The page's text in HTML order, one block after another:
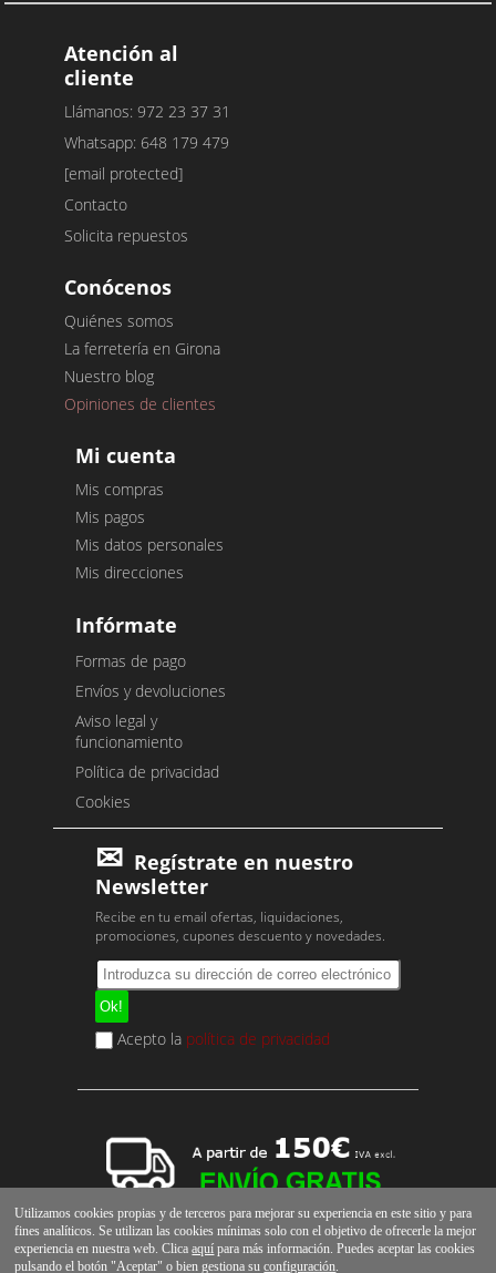
Atención al
cliente
Llámanos: 972 23 37 31
Whatsapp: 648 179 479
[email protected]
Contacto
Solicita repuestos
Conócenos
Quiénes somos
La ferretería en Girona
Nuestro blog
Opiniones de clientes
Mi cuenta
Mis compras
Mis pagos
Mis datos personales
Mis direcciones
Infórmate
Formas de pago
Envíos y devoluciones
Aviso legal y
funcionamiento
Política de privacidad
Cookies
Regístrate en nuestro
Newsletter
Recibe en tu email ofertas, liquidaciones,
promociones, cupones descuento y novedades.
Acepto la política de privacidad
Utilizamos cookies propias y de terceros para mejorar su experiencia en este sitio y para
fines analíticos. Se utilizan las cookies mínimas solo con el objetivo de ofrecerle la mejor
experiencia en nuestra web. Clicaaquí para más información. Puedes aceptar las cookies
pulsando el botón "Aceptar" o bien gestiona suconfiguración.